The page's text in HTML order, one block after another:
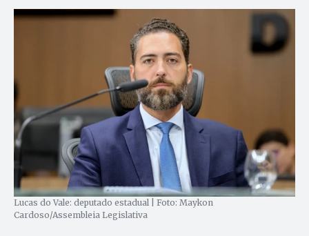
Lucas do Vale: deputado estadual | Foto: Maykon
Cardoso/Assembleia Legislativa